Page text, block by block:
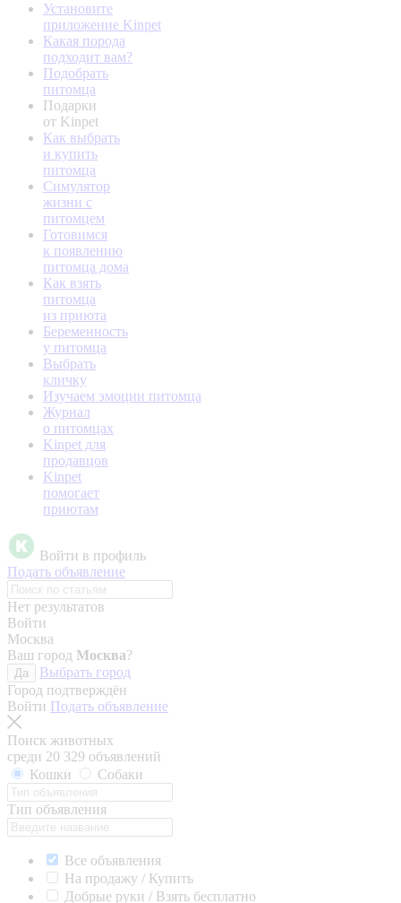
Установите
приложение Kinpet
Какая порода
подходит вам?
Подобрать
питомца
Подарки
от Kinpet
Как выбрать
и купить
питомца
Симулятор
жизни с
питомцем
Готовимся
к появлению
питомца дома
Как взять
питомца
из приюта
Беременность
у питомца
Выбрать
кличку
Изучаем эмоции питомца
Журнал
о питомцах
Kinpet для
продавцов
Kinpet
помогает
приютам
Войти в профиль
Подать объявление
Нет результатов
Войти
Москва
Ваш город Москва?
Да
Выбрать город
Город подтверждён
Войти Подать объявление
Поиск животных
среди 20 329 объявлений
Кошки
Собаки
Тип объявления
Все объявления
На продажу / Купить
Добрые руки / Взять бесплатно